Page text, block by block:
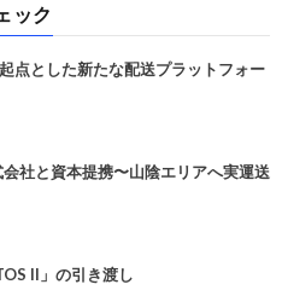
ック
点とした新たな配送プラットフォー
社と資本提携〜山陰エリアへ実運送
II」の引き渡し